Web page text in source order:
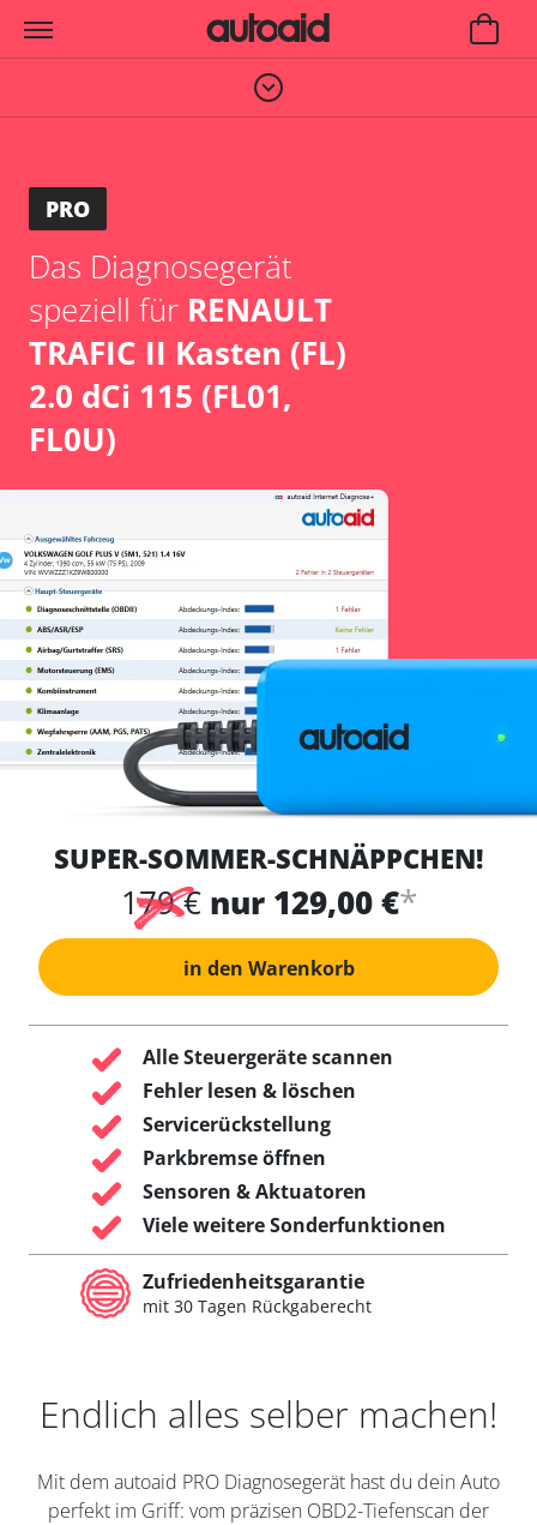
PRO
Das Diagnosegerät
speziell für RENAULT
TRAFIC II Kasten (FL)
2.0 dCi 115 (FL01,
FL0U)
SUPER-SOMMER-SCHNÄPPCHEN!
179 € nur 129,00 €*
in den Warenkorb
Alle Steuergeräte scannen
Fehler lesen & löschen
Servicerückstellung
Parkbremse öffnen
Sensoren & Aktuatoren
Viele weitere Sonderfunktionen
Zufriedenheitsgarantie
mit 30 Tagen Rückgaberecht
Endlich alles selber machen!
Mit dem autoaid PRO Diagnosegerät hast du dein Auto
perfekt im Griff: vom präzisen OBD2-Tiefenscan der